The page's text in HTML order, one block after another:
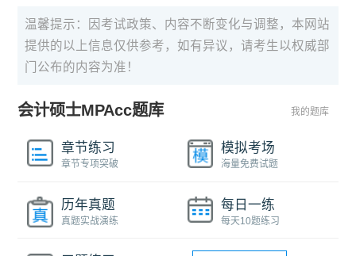
温馨提示：因考试政策、内容不断变化与调整，本网站
提供的以上信息仅供参考，如有异议，请考生以权威部
门公布的内容为准！
会计硕士MPAcc题库 我的题库
章节练习
章节专项突破
模拟考场
海量免费试题
历年真题
真题实战演练
每日一练
每天10题练习